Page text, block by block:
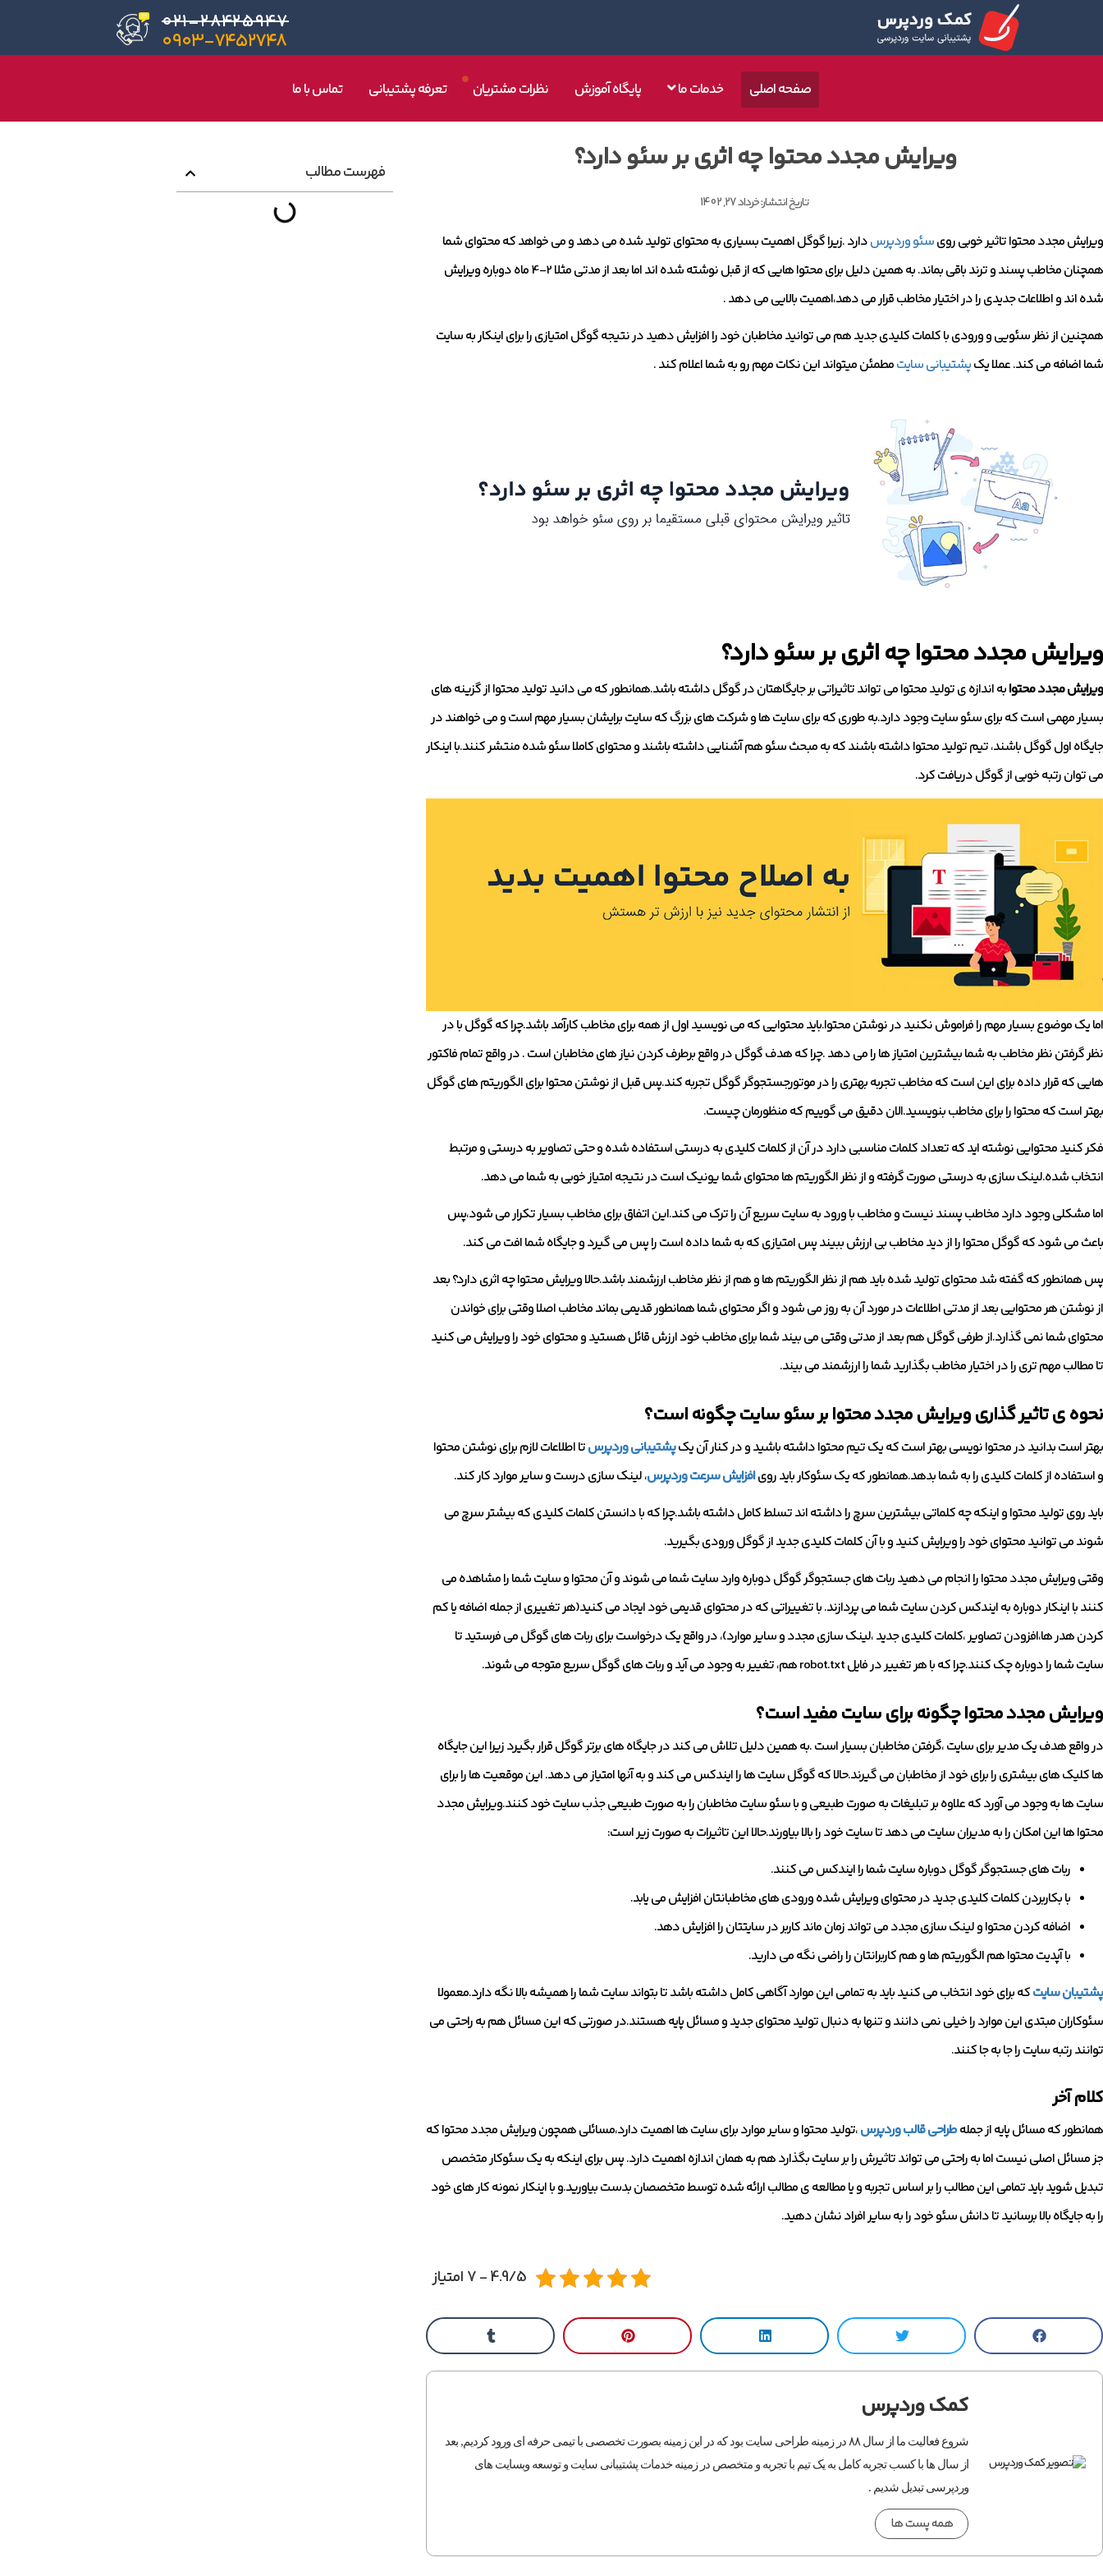
۰۲۱-۲۸۴۲۵۹۴۷
۰۹۰۳-۷۴۵۲۷۴۸
صفحه اصلی خدمات ما پایگاه آموزش نظرات مشتریان تعرفه پشتیبانی تماس با ما
ویرایش مجدد محتوا چه اثری بر سئو دارد؟
تاریخ انتشار:خرداد 27, 1402
ویرایش مجدد محتوا تاثیر خوبی رویسئو وردپرسدارد .زیرا گوگل اهمیت بسیاری به محتوای تولید شده می دهد و می خواهد که محتوای شما
همچنان مخاطب پسند و ترند باقی بماند. به همین دلیل برای محتوا هایی که از قبل نوشته شده اند اما بعد از مدتی مثلا 2-4 ماه دوباره ویرایش
شده اند و اطلاعات جدیدی را در اختیار مخاطب قرار می دهد،اهمیت بالایی می دهد .
همچنین از نظر سئویی و ورودی با کلمات کلیدی جدید هم می توانید مخاطبان خود را افزایش دهید در نتیجه گوگل امتیازی را برای اینکار به سایت
شما اضافه می کند. عملا یکپشتیبانی سایتمطمئن میتواند این نکات مهم رو به شما اعلام کند .
ویرایش مجدد محتوا چه اثری بر سئو دارد؟
ویرایش مجدد محتوابه اندازه ی تولید محتوا می تواند تاثیراتی بر جایگاهتان در گوگل داشته باشد.همانطور که می دانید تولید محتوا از گزینه های
بسیار مهمی است که برای سئو سایت وجود دارد.به طوری که برای سایت ها و شرکت های بزرگ که سایت برایشان بسیار مهم است و می خواهند در
جایگاه اول گوگل باشند، تیم تولید محتوا داشته باشند که به مبحث سئو هم آشنایی داشته باشند و محتوای کاملا سئو شده منتشر کنند.با اینکار
می توان رتبه خوبی از گوگل دریافت کرد.
اما یک موضوع بسیار مهم را فراموش نکنید در نوشتن محتوا.باید محتوایی که می نویسید اول از همه برای مخاطب کارآمد باشد.چرا که گوگل با در
نظر گرفتن نظر مخاطب به شما بیشترین امتیاز ها را می دهد .چرا که هدف گوگل در واقع برطرف کردن نیاز های مخاطبان است . در واقع تمام فاکتور
هایی که قرار داده برای این است که مخاطب تجربه بهتری را در موتورجستجوگر گوگل تجربه کند.پس قبل از نوشتن محتوا برای الگوریتم های گوگل
بهتر است که محتوا را برای مخاطب بنویسید.الان دقیق می گوییم که منظورمان چیست.
فکر کنید محتوایی نوشته اید که تعداد کلمات مناسبی دارد در آن از کلمات کلیدی به درستی استفاده شده و حتی تصاویر به درستی و مرتبط
انتخاب شده.لینک سازی به درستی صورت گرفته و از نظر الگوریتم ها محتوای شما یونیک است در نتیجه امتیاز خوبی به شما می دهد.
اما مشکلی وجود دارد مخاطب پسند نیست و مخاطب با ورود به سایت سریع آن را ترک می کند.این اتفاق برای مخاطب بسیار تکرار می شود،پس
باعث می شود که گوگل محتوا را از دید مخاطب بی ارزش ببیند پس امتیازی که به شما داده است را پس می گیرد و جایگاه شما افت می کند.
پس همانطور که گفته شد محتوای تولید شده باید هم از نظر الگوریتم ها و هم از نظر مخاطب ارزشمند باشد.حالا ویرایش محتوا چه اثری دارد؟ بعد
از نوشتن هر محتوایی بعد از مدتی اطلاعات در مورد آن به روز می شود و اگر محتوای شما همانطور قدیمی بماند مخاطب اصلا وقتی برای خواندن
محتوای شما نمی گذارد.از طرفی گوگل هم بعد از مدتی وقتی می بیند شما برای مخاطب خود ارزش قائل هستید و محتوای خود را ویرایش می کنید
تا مطالب مهم تری را در اختیار مخاطب بگذارید شما را ارزشمند می بیند.
نحوه ی تاثیر گذاری ویرایش مجدد محتوا بر سئو سایت چگونه است؟
بهتر است بدانید در محتوا نویسی بهتر است که یک تیم محتوا داشته باشید و در کنار آن یکپشتیبانی وردپرستا اطلاعات لازم برای نوشتن محتوا
و استفاده از کلمات کلیدی را به شما بدهد.همانطور که یک سئوکار باید رویافزایش سرعت وردپرس، لینک سازی درست و سایر موارد کار کند.
باید روی تولید محتوا و اینکه چه کلماتی بیشترین سرچ را داشته اند تسلط کامل داشته باشد.چرا که با دانستن کلمات کلیدی که بیشتر سرچ می
شوند می توانید محتوای خود را ویرایش کنید و با آن کلمات کلیدی جدید از گوگل ورودی بگیرید.
وقتی ویرایش مجدد محتوا را انجام می دهید ربات های جستجوگر گوگل دوباره وارد سایت شما می شوند و آن محتوا و سایت شما را مشاهده می
کنند با اینکار دوباره به ایندکس کردن سایت شما می پردازند. با تغییراتی که در محتوای قدیمی خود ایجاد می کنید(هر تغییری از جمله اضافه یا کم
کردن هدر ها،افزودن تصاویر ،کلمات کلیدی جدید ،لینک سازی مجدد و سایر موارد)، در واقع یک درخواست برای ربات های گوگل می فرستید تا
سایت شما را دوباره چک کنند.چرا که با هر تغییر در فایل robot.txt هم، تغییر به وجود می آید و ربات های گوگل سریع متوجه می شوند.
ویرایش مجدد محتوا چگونه برای سایت مفید است؟
در واقع هدف یک مدیر برای سایت ،گرفتن مخاطبان بسیار است .به همین دلیل تلاش می کند در جایگاه های برتر گوگل قرار بگیرد زیرا این جایگاه
ها کلیک های بیشتری را برای خود از مخاطبان می گیرند.حالا که گوگل سایت ها را ایندکس می کند و به آنها امتیاز می دهد. این موقعیت ها را برای
سایت ها به وجود می آورد که علاوه بر تبلیغات به صورت طبیعی و با سئو سایت مخاطبان را به صورت طبیعی جذب سایت خود کنند.ویرایش مجدد
محتوا ها این امکان را به مدیران سایت می دهد تا سایت خود را بالا بیاورند.حالا این تاثیرات به صورت زیر است:
ربات های جستجوگر گوگل دوباره سایت شما را ایندکس می کنند.
با بکاربردن کلمات کلیدی جدید در محتوای ویرایش شده ورودی های مخاطبانتان افزایش می یابد.
اضافه کردن محتوا و لینک سازی مجدد می تواند زمان ماند کاربر در سایتتان را افزایش دهد.
با آپدیت محتوا هم الگوریتم ها و هم کاربرانتان را راضی نگه می دارید.
پشتیبان سایتکه برای خود انتخاب می کنید باید به تمامی این موارد آگاهی کامل داشته باشد تا بتواند سایت شما را همیشه بالا نگه دارد.معمولا
سئوکاران مبتدی این موارد را خیلی نمی دانند و تنها به دنبال تولید محتوای جدید و مسائل پایه هستند.در صورتی که این مسائل هم به راحتی می
توانند رتبه سایت را جا به جا کنند.
کلام آخر
همانطور که مسائل پایه از جملهطراحی قالب وردپرس،تولید محتوا و سایر موارد برای سایت ها اهمیت دارد،مسائلی همچون ویرایش مجدد محتوا که
جز مسائل اصلی نیست اما به راحتی می تواند تاثیرش را بر سایت بگذارد هم به همان اندازه اهمیت دارد. پس برای اینکه به یک سئوکار متخصص
تبدیل شوید باید تمامی این مطالب را بر اساس تجربه و یا مطالعه ی مطالب ارائه شده توسط متخصصان بدست بیاورید.و با اینکار نمونه کار های خود
را به جایگاه بالا برسانید تا دانش سئو خود را به سایر افراد نشان دهید.
4.9/5 - 7 امتیاز
کمک وردپرس
شروع فعالیت ما از سال ۸۸ در زمینه طراحی سایت بود که در این زمینه بصورت تخصصی با تیمی حرفه ای ورود کردیم, بعد
از سال ها با کسب تجربه کامل به یک تیم با تجربه و متخصص در زمینه خدمات پشتیبانی سایت و توسعه وبسایت های
وردپرسی تبدیل شدیم .
همه پست ها
فهرست مطالب